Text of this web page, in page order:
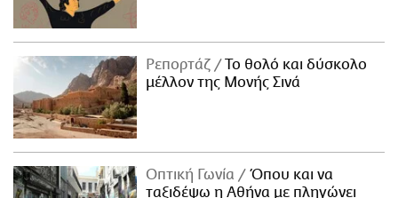
Ρεπορτάζ
Το θολό και δύσκολο
μέλλον της Μονής Σινά
Οπτική Γωνία
Όπου και να
ταξιδέψω η Αθήνα με πληγώνει